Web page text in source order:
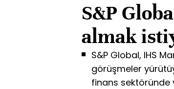
S&P
almak
S&P Global, IHS
görüşmeler
finans sektöründe